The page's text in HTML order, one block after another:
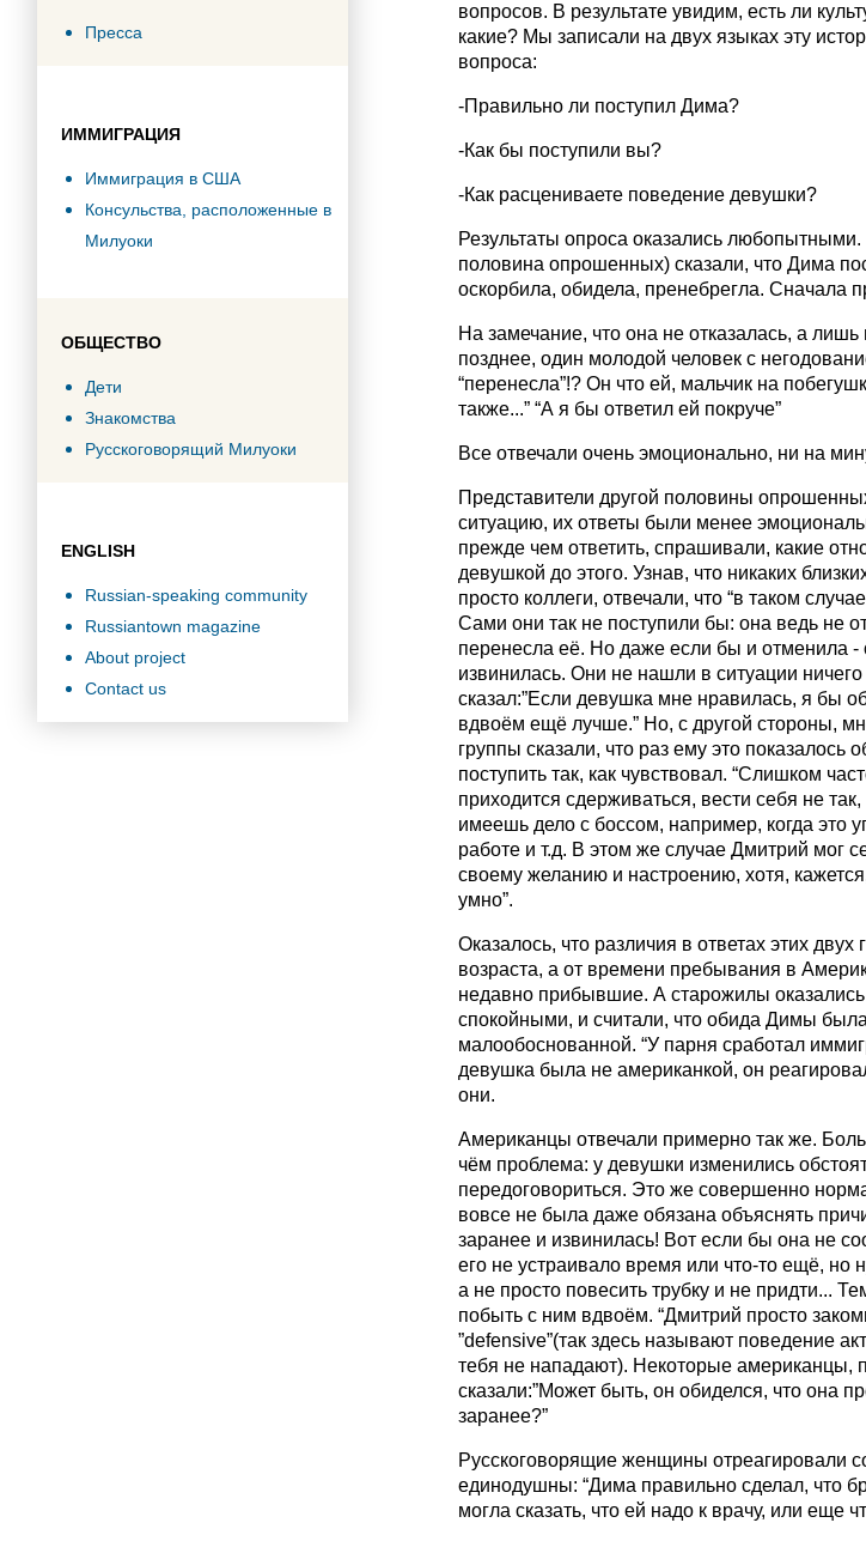
Пресса
ИММИГРАЦИЯ
Иммиграция в США
Консульства, расположенные в
Милуоки
ОБЩЕСТВО
Дети
Знакомства
Русскоговорящий Милуоки
ENGLISH
Russian-speaking community
Russiantown magazine
About project
Contact us
вопросов. В результате увидим, есть ли
какие? Мы записали на двух языках эту
вопроса:
-Правильно ли поступил Дима?
-Как бы поступили вы?
-Как расцениваете поведение девушки?
Результаты опроса оказались
половина опрошенных) сказали, что Дима
оскорбила, обидела, пренебрегла. Сначала
На замечание, что она не отказалась, а
позднее, один молодой человек с
“перенесла”!? Он что ей, мальчик на
также...” “А я бы ответил ей покруче”
Все отвечали очень эмоционально, ни на
Представители другой половины
ситуацию, их ответы были менее
прежде чем ответить, спрашивали, какие
девушкой до этого. Узнав, что никаких
просто коллеги, отвечали, что “в таком
Сами они так не поступили бы: она ведь не
перенесла её. Но даже если бы и отменила -
извинилась. Они не нашли в ситуации
сказал:”Если девушка мне нравилась, я бы
вдвоём ещё лучше.” Но, с другой стороны,
группы сказали, что раз ему это
поступить так, как чувствовал. “Слишком
приходится сдерживаться, вести себя не
имеешь дело с боссом, например, когда это
работе и т.д. В этом же случае Дмитрий мог
своему желанию и настроению, хотя,
умно”.
Оказалось, что различия в ответах этих
возраста, а от времени пребывания в
недавно прибывшие. А старожилы
спокойными, и считали, что обида Димы
малообоснованной. “У парня сработал
девушка была не американкой, он
они.
Американцы отвечали примерно так же.
чём проблема: у девушки изменились
передоговориться. Это же совершенно
вовсе не была даже обязана объяснять
заранее и извинилась! Вот если бы она не
его не устраивало время или что-то ещё, но
а не просто повесить трубку и не придти...
побыть с ним вдвоём. “Дмитрий просто
”defensive”(так здесь называют поведение
тебя не нападают). Некоторые американцы,
сказали:”Может быть, он обиделся, что она
заранее?”
Русскоговорящие женщины отреагировали
единодушны: “Дима правильно сделал, что
могла сказать, что ей надо к врачу, или еще